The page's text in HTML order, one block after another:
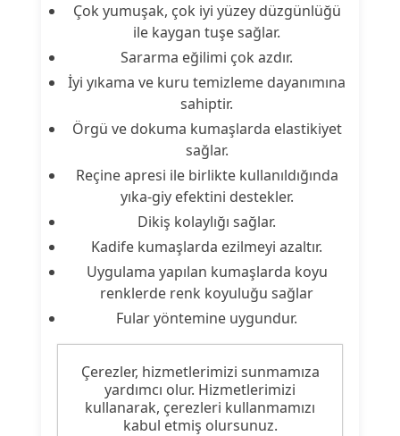
Çok yumuşak, çok iyi yüzey düzgünlüğü
ile kaygan tuşe sağlar.
Sararma eğilimi çok azdır.
İyi yıkama ve kuru temizleme dayanımına
sahiptir.
Örgü ve dokuma kumaşlarda elastikiyet
sağlar.
Reçine apresi ile birlikte kullanıldığında
yıka-giy efektini destekler.
Dikiş kolaylığı sağlar.
Kadife kumaşlarda ezilmeyi azaltır.
Uygulama yapılan kumaşlarda koyu
renklerde renk koyuluğu sağlar
Fular yöntemine uygundur.
Ürün Nitelikleri
Çerezler, hizmetlerimizi sunmamıza
yardımcı olur. Hizmetlerimizi
kullanarak, çerezleri kullanmamızı
kabul etmiş olursunuz.